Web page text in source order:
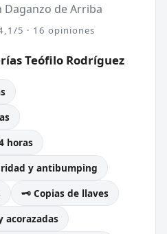
Daganzo de Arriba
5 · 16 opiniones
Teófilo Rodríguez
horas
y antibumping
🗝️ Copias de llaves
acorazadas